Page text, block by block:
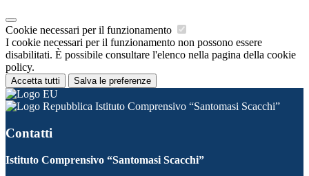
Cookie necessari per il funzionamento
I cookie necessari per il funzionamento non possono essere
disabilitati. È possibile consultare l'elenco nella pagina della cookie
policy.
Accetta tutti Salva le preferenze
Istituto Comprensivo “Santomasi Scacchi”
Contatti
Istituto Comprensivo “Santomasi Scacchi”